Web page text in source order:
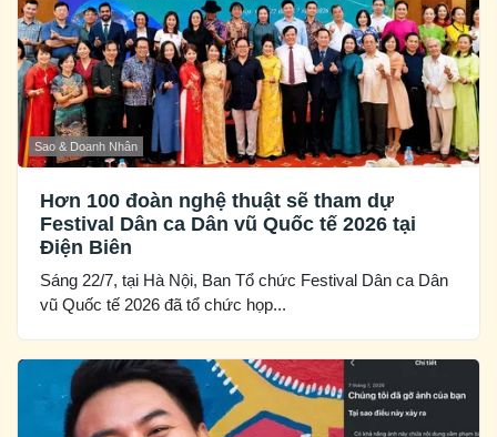
Sao & Doanh Nhân
Hơn 100 đoàn nghệ thuật sẽ tham dự
Festival Dân ca Dân vũ Quốc tế 2026 tại
Điện Biên
Sáng 22/7, tại Hà Nội, Ban Tổ chức Festival Dân ca Dân
vũ Quốc tế 2026 đã tổ chức họp...